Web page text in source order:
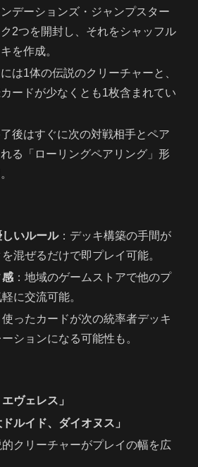
ンデーションズ・ジャンプスター
ク2つを開封し、それをシャッフル
を作成。
は1体の伝説のクリーチャーと、
ードが少なくとも1枚含まれてい
後はすぐに次の対戦相手とペア
る「ローリングペアリング」形
いルール：デッキ構築の手間が
混ぜるだけで即プレイ可能。
感 ：地域のゲームストアで他のプ
に交流可能。
使ったカードが次の統率者デッキ
ションになる可能性も。
ヴェレス」
ドルイド、ダイオヌス」
クリーチャーがプレイの幅を広